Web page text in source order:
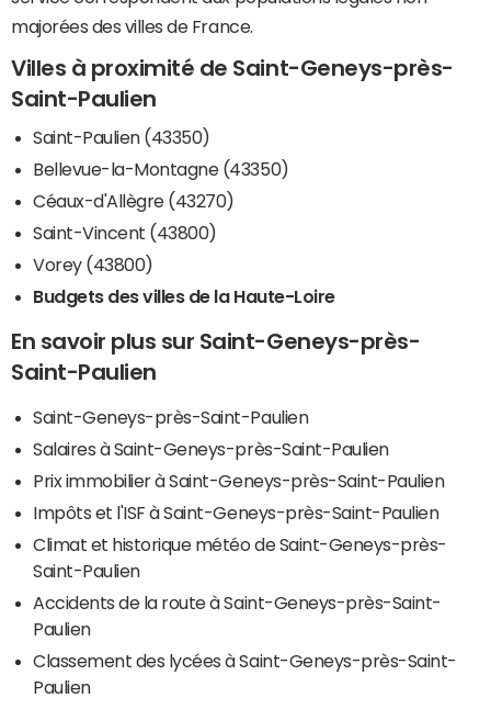
majorées des villes de France.
Villes à proximité de Saint-Geneys-près-
Saint-Paulien
Saint-Paulien (43350)
Bellevue-la-Montagne (43350)
Céaux-d'Allègre (43270)
Saint-Vincent (43800)
Vorey (43800)
Budgets des villes de la Haute-Loire
En savoir plus sur Saint-Geneys-près-
Saint-Paulien
Saint-Geneys-près-Saint-Paulien
Salaires à Saint-Geneys-près-Saint-Paulien
Prix immobilier à Saint-Geneys-près-Saint-Paulien
Impôts et l'ISF à Saint-Geneys-près-Saint-Paulien
Climat et historique météo de Saint-Geneys-près-
Saint-Paulien
Accidents de la route à Saint-Geneys-près-Saint-
Paulien
Classement des lycées à Saint-Geneys-près-Saint-
Paulien